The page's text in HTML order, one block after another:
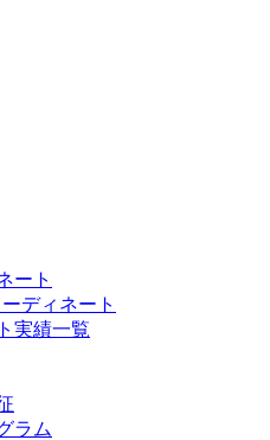
ート
ディネート
実績一覧
ラム